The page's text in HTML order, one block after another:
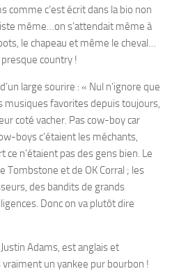
comme c’est écrit dans la bio non
même…on s’attendait même à
le chapeau et même le cheval…
presque country !
large sourire : « Nul n’ignore que
musiques favorites depuis toujours,
coté vacher. Pas cow-boy car
boys c’étaient les méchants,
ce n’étaient pas des gens bien. Le
Tombstone et de OK Corral ; les
des bandits de grands
Donc on va plutôt dire
Adams, est anglais et
un yankee pur bourbon !